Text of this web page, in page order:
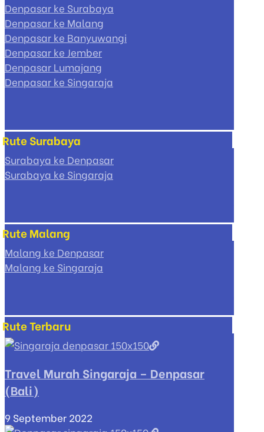
Denpasar ke Surabaya
Denpasar ke Malang
Denpasar ke Banyuwangi
Denpasar ke Jember
Denpasar Lumajang
Denpasar ke Singaraja
Rute Surabaya
Surabaya ke Denpasar
Surabaya ke Singaraja
Rute Malang
Malang ke Denpasar
Malang ke Singaraja
Rute Terbaru
Travel Murah Singaraja – Denpasar
(Bali)
9 September 2022